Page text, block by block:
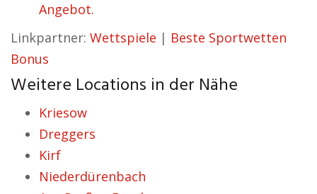
Angebot.
Linkpartner: Wettspiele | Beste Sportwetten
Bonus
Weitere Locations in der Nähe
Kriesow
Dreggers
Kirf
Niederdürenbach